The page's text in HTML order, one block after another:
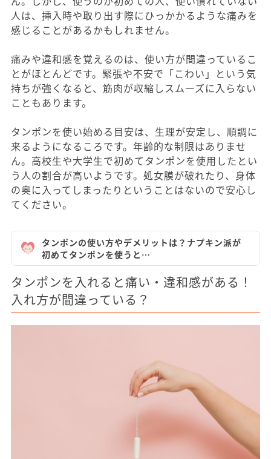
人は、挿入時や取り出す際にひっかかるような痛みを
感じることがあるかもしれません。
痛みや違和感を覚えるのは、使い方が間違っているこ
とがほとんどです。緊張や不安で「こわい」という気
持ちが強くなると、筋肉が収縮しスムーズに入らない
こともあります。
タンポンを使い始める目安は、生理が安定し、順調に
来るようになるころです。年齢的な制限はありませ
ん。高校生や大学生で初めてタンポンを使用したとい
う人の割合が高いようです。処女膜が破れたり、身体
の奥に入ってしまったりということはないので安心し
てください。
タンポンの使い方やデメリットは？ナプキン派が
初めてタンポンを使うと…
タンポンを入れると痛い・違和感がある！
入れ方が間違っている？